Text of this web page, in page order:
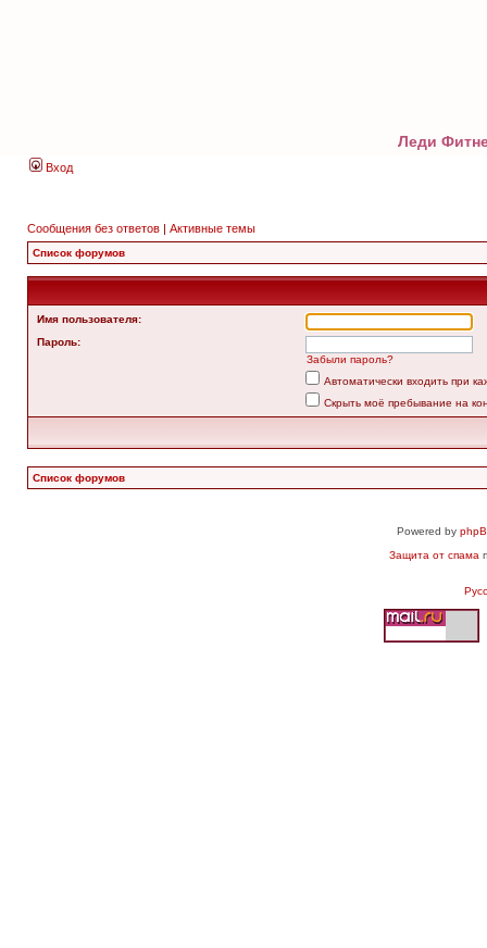
Леди
Вход
Сообщения без ответов | Активные темы
Список форумов
Имя пользователя:
Пароль:
Забыли пароль?
Автоматически входить при
Скрыть моё пребывание на
Список форумов
Powered by
Защита от спама